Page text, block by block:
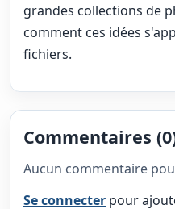
grandes collections de
comment ces idées
fichiers.
Commentaires
Aucun commentaire
Se connecter pour